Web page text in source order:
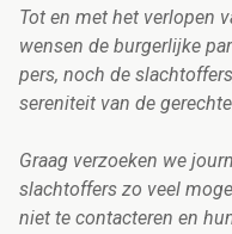
Tot en met het verlopen
wensen de burgerlijke
pers, noch de
sereniteit van de
Graag verzoeken we
slachtoffers zo veel
niet te contacteren en